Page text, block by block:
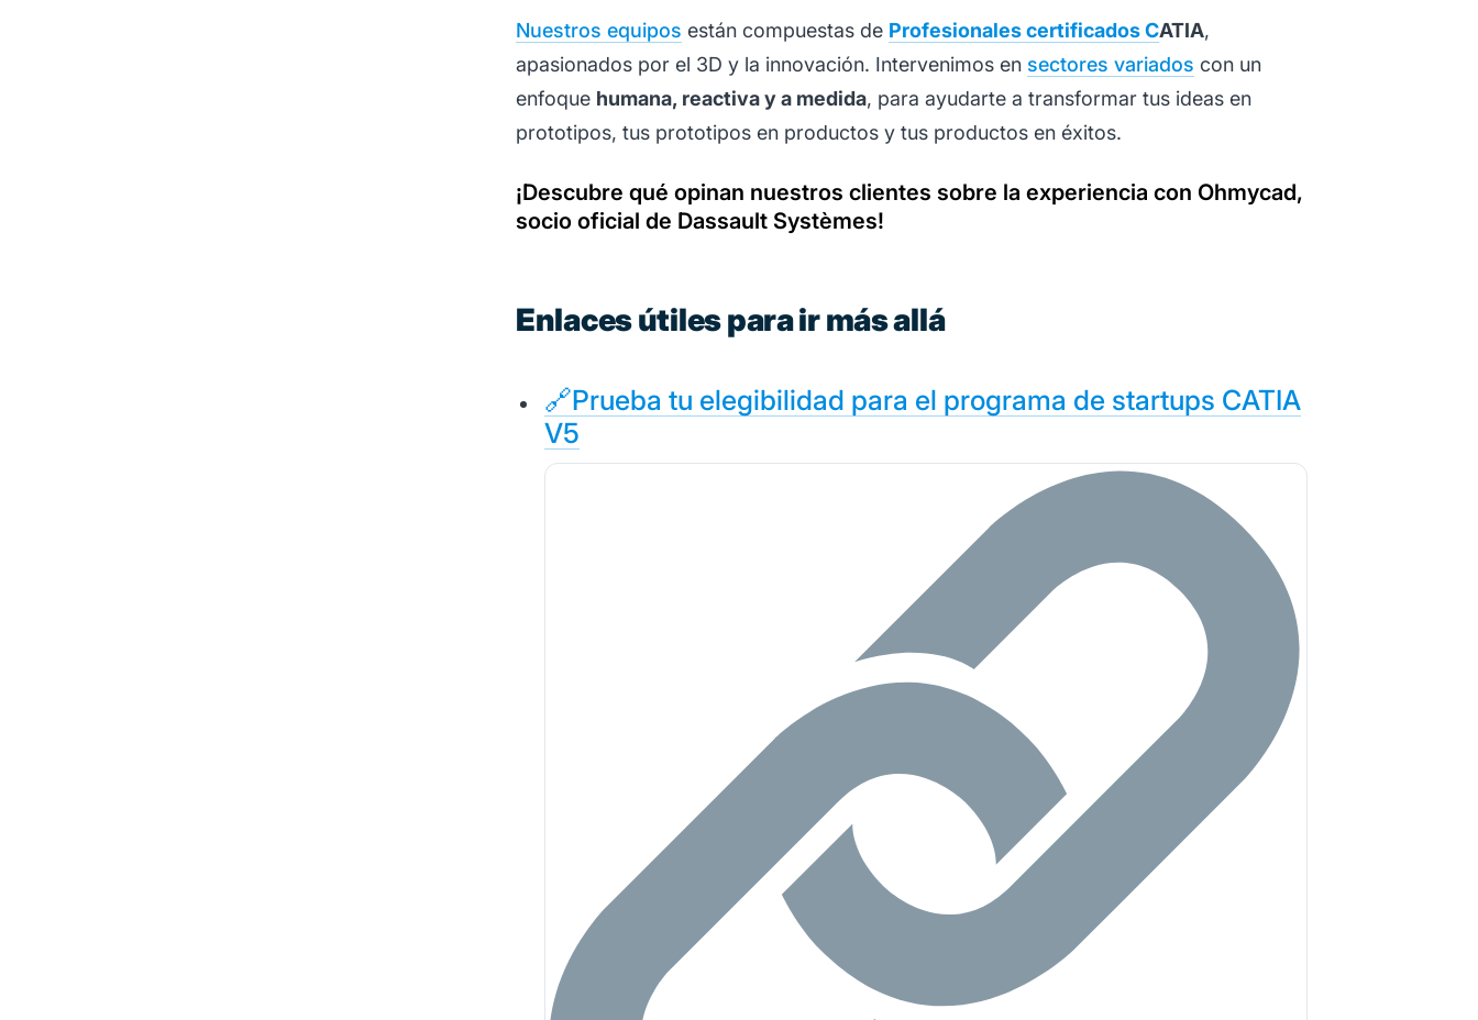
Nuestros equipos están compuestas de Profesionales certificados CATIA,
apasionados por el 3D y la innovación. Intervenimos en sectores variados con un
enfoque humana, reactiva y a medida, para ayudarte a transformar tus ideas en
prototipos, tus prototipos en productos y tus productos en éxitos.
¡Descubre qué opinan nuestros clientes sobre la experiencia con Ohmycad,
socio oficial de Dassault Systèmes!
Enlaces útiles para ir más allá
🔗Prueba tu elegibilidad para el programa de startups CATIA
V5